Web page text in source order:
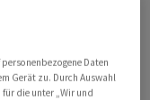
bestätigte der
von Thai
Daten
Gerät zu. Durch Auswahl
die unter „Wir und